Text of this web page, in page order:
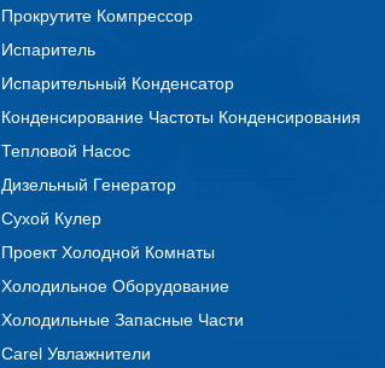
Прокрутите Компрессор
Испаритель
Испарительный Конденсатор
Конденсирование Частоты Конденсирования
Тепловой Насос
Дизельный Генератор
Сухой Кулер
Проект Холодной Комнаты
Холодильное Оборудование
Холодильные Запасные Части
Carel Увлажнители